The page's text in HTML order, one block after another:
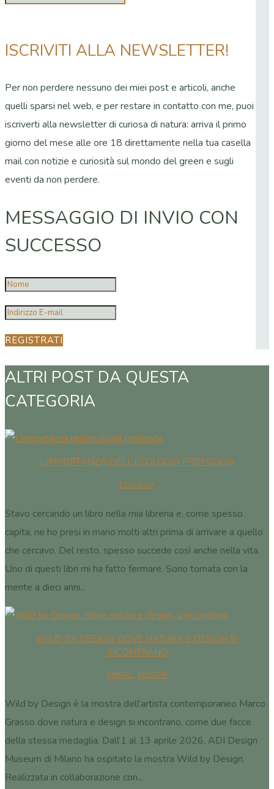
ISCRIVITI ALLA NEWSLETTER!
Per non perdere nessuno dei miei post e articoli, anche
quelli sparsi nel web, e per restare in contatto con me, puoi
iscriverti alla newsletter di curiosa di natura: arriva il primo
giorno del mese alle ore 18 direttamente nella tua casella
mail con notizie e curiosità sul mondo del green e sugli
eventi da non perdere.
MESSAGGIO DI INVIO CON
SUCCESSO
REGISTRATI
ALTRI POST DA QUESTA
CATEGORIA
L’IMPORTANZA DELL’ECOLOGIA PROFONDA
ECOLOGIA
Stavo cercando un libro nella mia libreria e, come spesso
capita, ne ho presi in mano molti altri prima di arrivare a quello
che cercavo. Del resto, spesso succede così anche nella vita.
Uno di questi libri mi ha fatto fermare. Sono tornata con la
mente a dieci anni...
WILD BY DESIGN, DOVE NATURA E DESIGN SI
INCONTRANO
ANIMALI, MOSTRE
Wild by Design è la mostra dell’artista contemporaneo Marco
Grasso dove natura e design si incontrano, come due facce
della stessa medaglia. Dall’1 al 13 aprile 2026, ADI Design
Museum di Milano ha ospitato la mostra Wild by Design.
Realizzata in collaborazione con...